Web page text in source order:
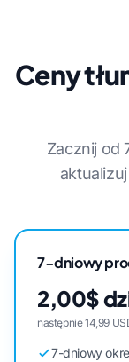
Ceny
Zacznij od
7-dniowy
2,00$
następnie 14,99
7-dniowy